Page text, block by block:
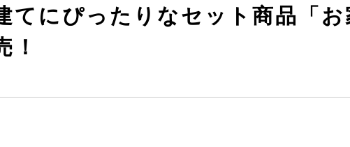
てにぴったりなセット商品「